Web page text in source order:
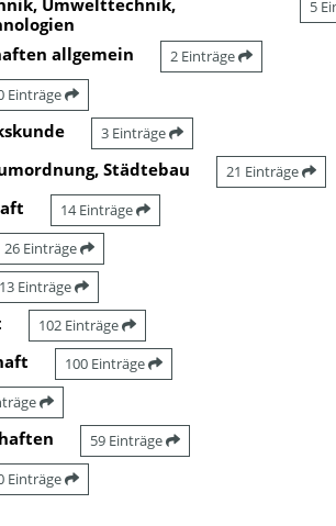
Umwelttechnik,
5
allgemein 2 Einträge
Einträge
3 Einträge
Städtebau 21 Einträge
14 Einträge
26 Einträge
Einträge
102 Einträge
100 Einträge
59 Einträge
Einträge